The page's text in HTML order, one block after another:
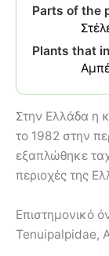
Parts of the
Plants that
Στην Ελλάδα η
το 1982 στην
εξαπλώθηκε
περιοχές της
Επιστημονικό
Tenuipalpidae,